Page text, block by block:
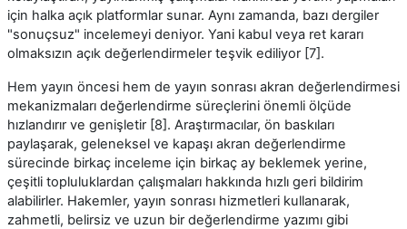
için halka açık platformlar sunar. Aynı zamanda, bazı dergiler
"sonuçsuz" incelemeyi deniyor. Yani kabul veya ret kararı
olmaksızın açık değerlendirmeler teşvik ediliyor [7].
Hem yayın öncesi hem de yayın sonrası akran değerlendirmesi
mekanizmaları değerlendirme süreçlerini önemli ölçüde
hızlandırır ve genişletir [8]. Araştırmacılar, ön baskıları
paylaşarak, geleneksel ve kapaşı akran değerlendirme
sürecinde birkaç inceleme için birkaç ay beklemek yerine,
çeşitli topluluklardan çalışmaları hakkında hızlı geri bildirim
alabilirler. Hakemler, yayın sonrası hizmetleri kullanarak,
zahmetli, belirsiz ve uzun bir değerlendirme yazımı gibi